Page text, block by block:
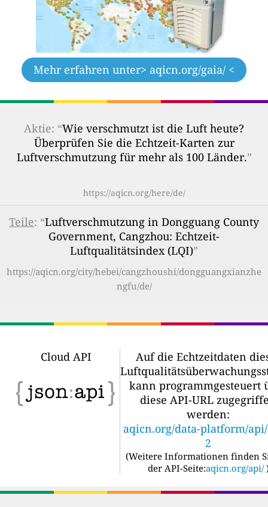
Mehr erfahren unter> aqicn.org/gaia/ <
Aktie: “Wie verschmutzt ist die Luft heute?
Überprüfen Sie die Echtzeit-Karten zur
Luftverschmutzung für mehr als 100 Länder.”
https://aqicn.org/here/de/
Teile: “Luftverschmutzung in Dongguang County
Government, Cangzhou: Echtzeit-
Luftqualitätsindex (LQI)”
https://aqicn.org/city/hebei/cangzhoushi/dongguangxianzhe
ngfu/de/
Cloud API
Auf die Echtzeitdaten
kann programmgesteuert
diese API-URL
werden:
aqicn.org/data-platform/
2
(Weitere Informationen finden
der API-Seite:aqicn.org/api/